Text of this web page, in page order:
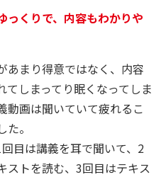
っくりで、内容もわかりや
あまり得意ではなく、内容
しまってり眠くなってしま
動画は聞いていて疲れるこ
。
目は講義を耳で聞いて、2
ストを読む、3回目はテキス